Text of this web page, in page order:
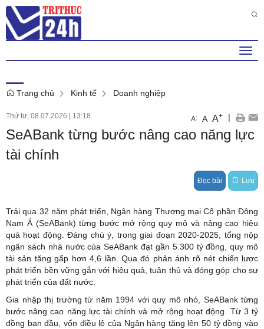
Trang chủ Kinh tế Doanh nghiệp
Thứ tư, 08.07.2026 | 13:18 A- A A+ |
SeABank từng bước nâng cao năng lực
tài chính
Đọc bài Lưu
Trải qua 32 năm phát triển, Ngân hàng Thương mại Cổ phần Đông
Nam Á (SeABank) từng bước mở rộng quy mô và nâng cao hiệu
quả hoạt động. Đáng chú ý, trong giai đoạn 2020-2025, tổng nộp
ngân sách nhà nước của SeABank đạt gần 5.300 tỷ đồng, quy mô
tài sản tăng gấp hơn 4,6 lần. Qua đó phản ánh rõ nét chiến lược
phát triển bền vững gắn với hiệu quả, tuân thủ và đóng góp cho sự
phát triển của đất nước.
Gia nhập thị trường từ năm 1994 với quy mô nhỏ, SeABank từng
bước nâng cao năng lực tài chính và mở rộng hoạt động. Từ 3 tỷ
đồng ban đầu, vốn điều lệ của Ngân hàng tăng lên 50 tỷ đồng vào